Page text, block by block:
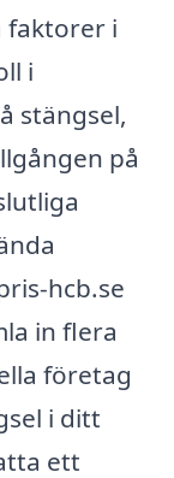
faktorer i
i
stängsel,
på
hcb.se
in flera
företag
i ditt
ett